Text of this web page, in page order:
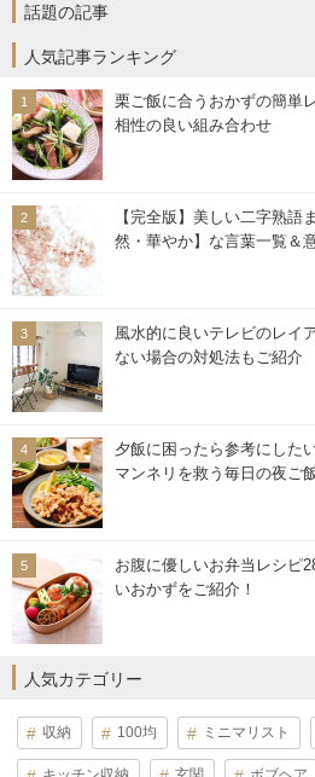
話題の記事
人気記事ランキング
栗ご飯に合うおかずの簡単
相性の良い組み合わせ
【完全版】美しい二字熟語
然・華やか】な言葉一覧＆
風水的に良いテレビのレイ
ない場合の対処法もご紹介
夕飯に困ったら参考にした
マンネリを救う毎日の夜ご
お腹に優しいお弁当レシピ
いおかずをご紹介！
人気カテゴリー
収納 100均 ミニマリスト